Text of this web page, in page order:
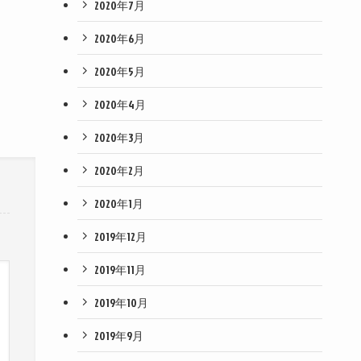
2020年7月
2020年6月
2020年5月
2020年4月
2020年3月
2020年2月
2020年1月
2019年12月
2019年11月
2019年10月
2019年9月